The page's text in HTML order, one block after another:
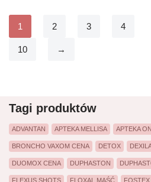
1 2 3 4
10 →
Tagi produktów
ADVANTAN APTEKA MELLISA APTEKA
BRONCHO VAXOM CENA DETOX
DUOMOX CENA DUPHASTON
FLEXUS SHOTS FLOXAL MAŚĆ FOSTEX